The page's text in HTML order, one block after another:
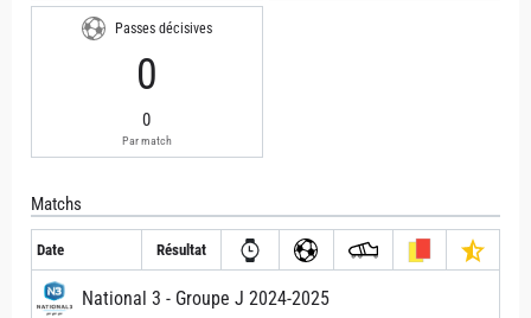
Passes décisives
0
0
Par match
Matchs
Date Résultat
National 3 - Groupe J 2024-2025